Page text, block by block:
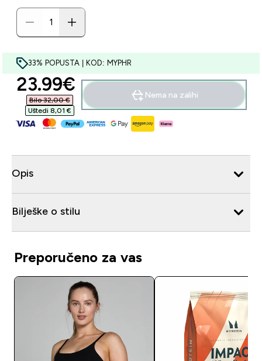
33% POPUSTA | KOD: MYPHR
discounted price
23.99€‎
Bilo 32,00 €‎
Uštedi 8,01 €‎
Nema na zalihi
Opis
Bilješke o stilu
Preporučeno za vas